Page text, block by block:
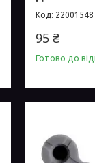
22001548
95 ₴
Готово до